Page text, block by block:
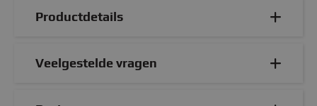
Productdetails
Veelgestelde vragen